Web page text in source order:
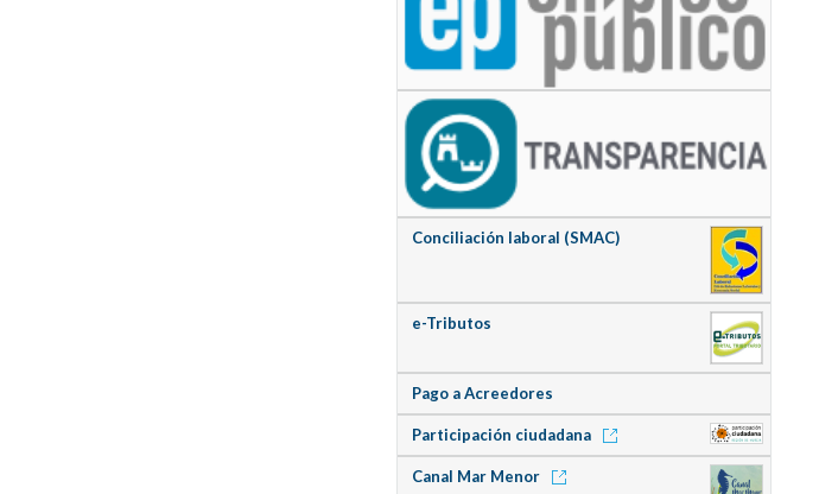
Conciliación laboral (SMAC)
e-Tributos
Pago a Acreedores
Participación ciudadana
Canal Mar Menor